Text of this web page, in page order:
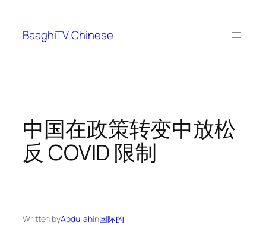
content
BaaghiTV Chinese
中国在政策转变中放松
反 COVID 限制
Written byAbdullahin国际的